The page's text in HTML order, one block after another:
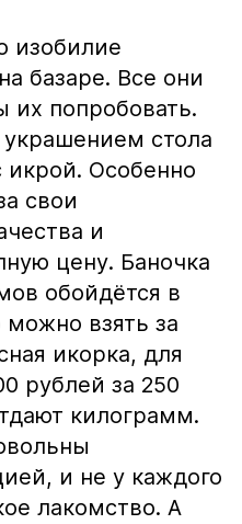
изобилие
базаре. Все они
их попробовать.
стола
икрой. Особенно
свои
и
цену. Баночка
обойдётся в
взять за
икорка, для
рублей за 250
килограмм.
и не у каждого
лакомство. А